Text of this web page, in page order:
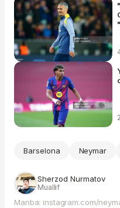
Barselona Neymar
Sherzod Nurmatov
Muallif
Manba: instagram.com/